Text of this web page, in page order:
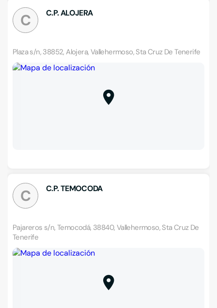
C C.P. ALOJERA
Plaza s/n, 38852, Alojera, Vallehermoso, Sta Cruz De Tenerife
C C.P. TEMOCODA
Pajareros s/n, Temocodá, 38840, Vallehermoso, Sta Cruz De
Tenerife